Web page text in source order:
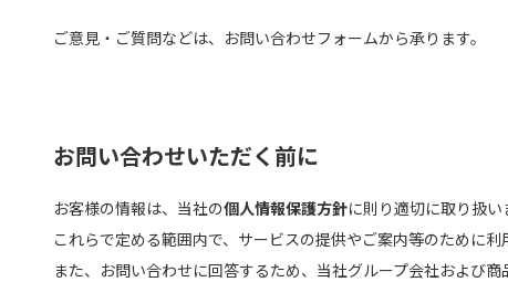
ご意見・ご質問などは、お問い合わせフォームから承ります。
お問い合わせいただく前に
お客様の情報は、当社の個人情報保護方針に則り適切に取り扱い
これらで定める範囲内で、サービスの提供やご案内等のために利
また、お問い合わせに回答するため、当社グループ会社および